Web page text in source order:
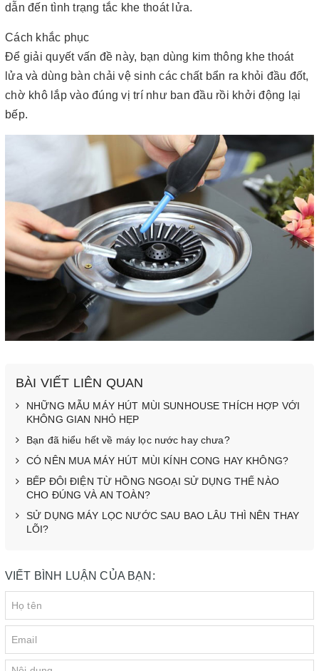
dẫn đến tình trạng tắc khe thoát lửa.
Cách khắc phục
Để giải quyết vấn đề này, bạn dùng kim thông khe thoát
lửa và dùng bàn chải vệ sinh các chất bẩn ra khỏi đầu đốt,
chờ khô lắp vào đúng vị trí như ban đầu rồi khởi động lại
bếp.
BÀI VIẾT LIÊN QUAN
NHỮNG MẪU MÁY HÚT MÙI SUNHOUSE THÍCH HỢP VỚI
KHÔNG GIAN NHỎ HẸP
Bạn đã hiểu hết về máy lọc nước hay chưa?
CÓ NÊN MUA MÁY HÚT MÙI KÍNH CONG HAY KHÔNG?
BẾP ĐÔI ĐIỆN TỪ HỒNG NGOẠI SỬ DỤNG THẾ NÀO
CHO ĐÚNG VÀ AN TOÀN?
SỬ DỤNG MÁY LỌC NƯỚC SAU BAO LÂU THÌ NÊN THAY
LÕI?
VIẾT BÌNH LUẬN CỦA BẠN: